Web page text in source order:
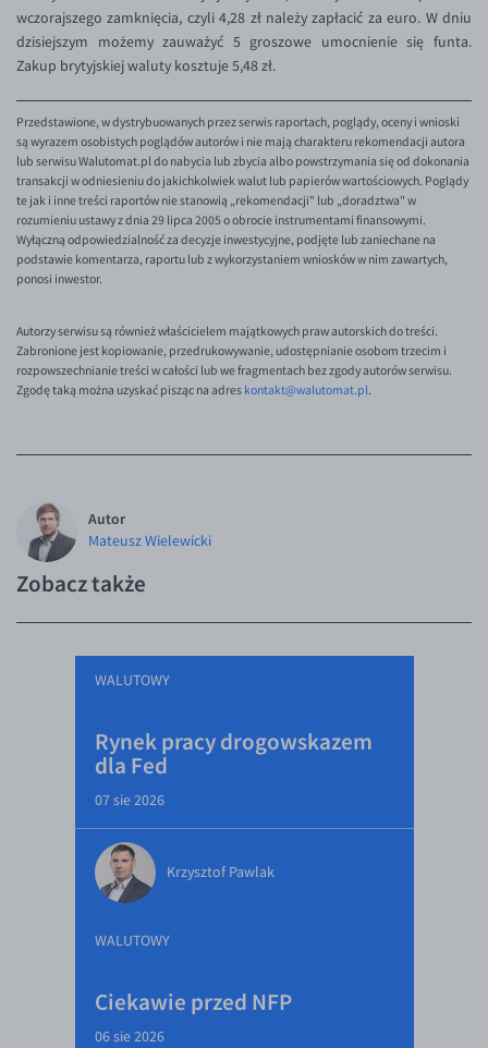
EUR/HKD
EUR/HUF
EUR/JPY
EUR/NZD
EUR/RON
EUR/SGD
EUR/TRY
GBP/USD
USD/CHF
wczorajszego zamknięcia, czyli 4,28 zł należy zapłacić za euro. W dniu
dzisiejszym możemy zauważyć 5 groszowe umocnienie się funta.
Zakup brytyjskiej waluty kosztuje 5,48 zł.
Przedstawione, w dystrybuowanych przez serwis raportach, poglądy, oceny i wnioski
są wyrazem osobistych poglądów autorów i nie mają charakteru rekomendacji autora
lub serwisu Walutomat.pl do nabycia lub zbycia albo powstrzymania się od dokonania
transakcji w odniesieniu do jakichkolwiek walut lub papierów wartościowych. Poglądy
te jak i inne treści raportów nie stanowią „rekomendacji" lub „doradztwa" w
rozumieniu ustawy z dnia 29 lipca 2005 o obrocie instrumentami finansowymi.
Wyłączną odpowiedzialność za decyzje inwestycyjne, podjęte lub zaniechane na
podstawie komentarza, raportu lub z wykorzystaniem wniosków w nim zawartych,
ponosi inwestor.
Autorzy serwisu są również właścicielem majątkowych praw autorskich do treści.
Zabronione jest kopiowanie, przedrukowywanie, udostępnianie osobom trzecim i
rozpowszechnianie treści w całości lub we fragmentach bez zgody autorów serwisu.
Zgodę taką można uzyskać pisząc na adres kontakt@walutomat.pl.
Autor
Mateusz Wielewicki
Zobacz także
WALUTOWY
Rynek pracy drogowskazem
dla Fed
07 sie 2026
Krzysztof Pawlak
WALUTOWY
Ciekawie przed NFP
06 sie 2026